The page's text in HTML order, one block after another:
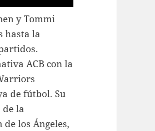
y Tommi
hasta la
ACB con la
de fútbol. Su
la
los Ángeles,